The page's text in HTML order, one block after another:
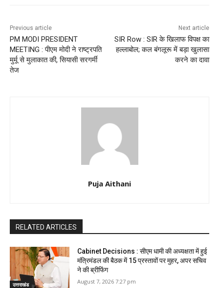
Previous article
PM MODI PRESIDENT
MEETING : पीएम मोदी ने राष्ट्रपति
मुर्मू से मुलाकात की, सियासी सरगर्मी
तेज
Next article
SIR Row : SIR के खिलाफ विपक्ष का
हल्लाबोल; कल बंगलूरू में बड़ा खुलासा
करने का दावा
Puja Aithani
RELATED ARTICLES
उत्तराखंड
Cabinet Decisions : सीएम धामी की अध्यक्षता में हुई
मंत्रिमंडल की बैठक में 15 प्रस्तावों पर मुहर, अपर सचिव
ने की ब्रीफिंग
August 7, 2026 7:27 pm